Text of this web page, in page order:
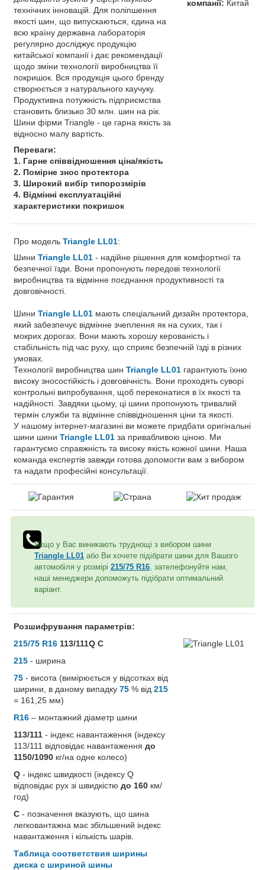
технічних інновацій. Для поліпшення
якості шин, що випускаються, єдина на
всю країну державна лабораторія
регулярно досліджує продукцію
китайської компанії і дає рекомендації
щодо зміни технології виробництва її
покришок. Вся продукція цього бренду
створюється з натурального каучуку.
Продуктивна потужність підприємства
становить близько 30 млн. шин на рік.
Шини фірми Triangle - це гарна якість за
відносно малу вартість.
Переваги:
​​1. Гарне співвідношення ціна/якість
2. Помірне знос протектора
3. Широкий вибір типорозмірів
4. Відмінні експлуатаційні
характеристики покришок
компанії: Китай
Про модель Triangle LL01:
Шини Triangle LL01 - надійне рішення для комфортної та
безпечної їзди. Вони пропонують передові технології
виробництва та відмінне поєднання продуктивності та
довговічності.
Шини Triangle LL01 мають спеціальний дизайн протектора,
який забезпечує відмінне зчеплення як на сухих, так і
мокрих дорогах. Вони мають хорошу керованість і
стабільність під час руху, що сприяє безпечній їзді в різних
умовах.
Технології виробництва шин Triangle LL01 гарантують їхню
високу зносостійкість і довговічність. Вони проходять суворі
контрольні випробування, щоб переконатися в їх якості та
надійності. Завдяки цьому, ці шини пропонують тривалий
термін служби та відмінне співвідношення ціни та якості.
У нашому інтернет-магазині ви можете придбати оригінальні
шини шини Triangle LL01 за привабливою ціною. Ми
гарантуємо справжність та високу якість кожної шини. Наша
команда експертів завжди готова допомогти вам з вибором
та надати професійні консультації.
Якщо у Вас виникають труднощі з вибором шини
Triangle LL01 або Ви хочете підібрати шини для Вашого
автомобіля у розмірі 215/75 R16 , зателефонуйте нам,
наші менеджери допоможуть підібрати оптимальний
варіант.
Розшифрування параметрів:
215/75 R16 113/111Q C
215 - ширина
75 - висота (вимірюється у відсотках від
ширини, в даному випадку 75 % від 215
= 161,25 мм)
R16 – монтажний діаметр шини
113/111 - індекс навантаження (індексу
113/111 відповідає навантаження до
1150/1090 кг/на одне колесо)
Q - індекс швидкості (індексу Q
відповідає рух зі швидкістю до 160 км/
год)
C - позначення вказують, що шина
легковантажна має збільшений індекс
навантаження і кількість шарів.
Таблица соответствия ширины
диска с шириной шины